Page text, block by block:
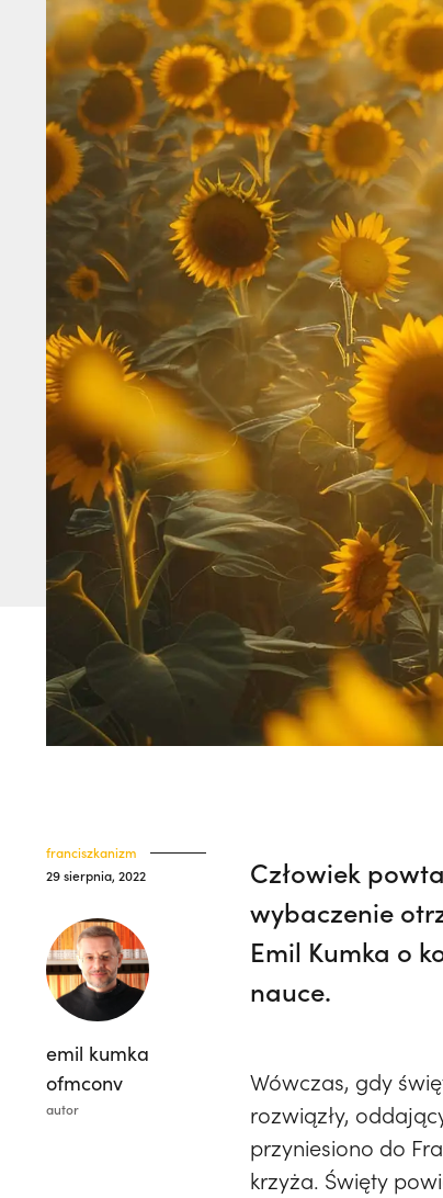
franciszkanizm
29 sierpnia, 2022
emil kumka
ofmconv
autor
Człowiek
wybaczenie
Emil Kumka o
nauce.
Wówczas, gdy
rozwiązły,
przyniesiono do
krzyża. Święty